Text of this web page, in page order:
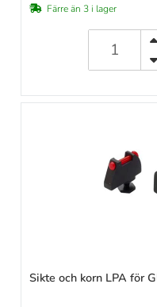
Färre än 3 i lager
Sikte och korn LPA för